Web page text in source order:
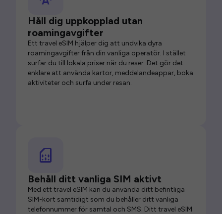
Håll dig uppkopplad utan
roamingavgifter
Ett travel eSIM hjälper dig att undvika dyra
roamingavgifter från din vanliga operatör. I stället
surfar du till lokala priser när du reser. Det gör det
enklare att använda kartor, meddelandeappar, boka
aktiviteter och surfa under resan.
Behåll ditt vanliga SIM aktivt
Med ett travel eSIM kan du använda ditt befintliga
SIM-kort samtidigt som du behåller ditt vanliga
telefonnummer för samtal och SMS. Ditt travel eSIM